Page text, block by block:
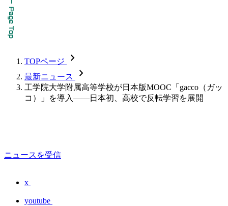
TOPページ chevron_forward
最新ニュース chevron_forward
工学院大学附属高等学校が日本版MOOC「gacco（ガッ
コ）」を導入――日本初、高校で反転学習を展開
ニュースを受信
x
youtube